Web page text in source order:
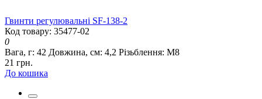
Гвинти регулювальні SF-138-2
Код товару: 35477-02
0
Вага, г: 42 Довжина, см: 4,2 Різьблення: М8
21 грн.
До кошика